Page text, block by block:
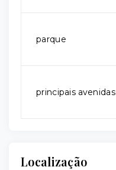
parque
principais avenidas
Localização